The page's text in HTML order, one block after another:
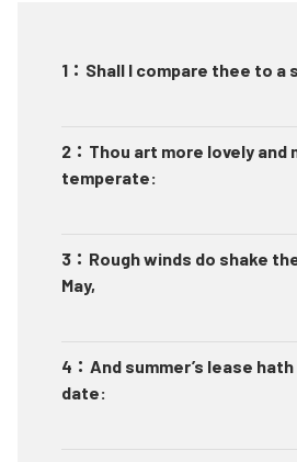
1 ： Shall I compare thee to a
2 ： Thou art more lovely and
temperate:
3 ： Rough winds do shake
May,
4 ： And summer’s lease
date: